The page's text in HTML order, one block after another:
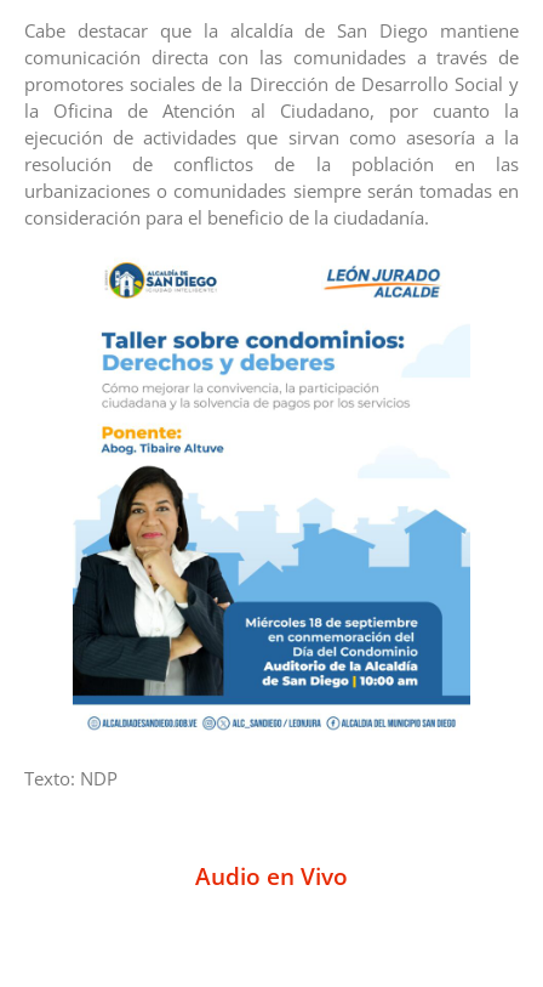
Cabe destacar que la alcaldía de San Diego mantiene
comunicación directa con las comunidades a través de
promotores sociales de la Dirección de Desarrollo Social y
la Oficina de Atención al Ciudadano, por cuanto la
ejecución de actividades que sirvan como asesoría a la
resolución de conflictos de la población en las
urbanizaciones o comunidades siempre serán tomadas en
consideración para el beneficio de la ciudadanía.
Texto: NDP
Audio en Vivo